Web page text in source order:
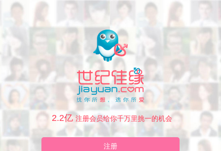
2.2亿 注册会员给你千万里挑一的机会
注册